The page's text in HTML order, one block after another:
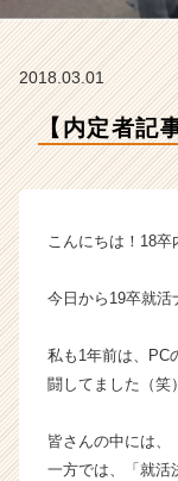
2018.03.01
【内定者記
こんにちは！18卒
今日から19卒就活
私も1年前は、PC
闘してました（笑）
皆さんの中には、
一方では、「就活